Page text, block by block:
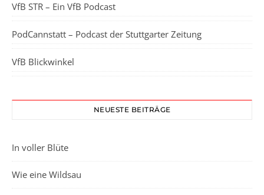
VfB STR – Ein VfB Podcast
PodCannstatt – Podcast der Stuttgarter Zeitung
VfB Blickwinkel
NEUESTE BEITRÄGE
In voller Blüte
Wie eine Wildsau